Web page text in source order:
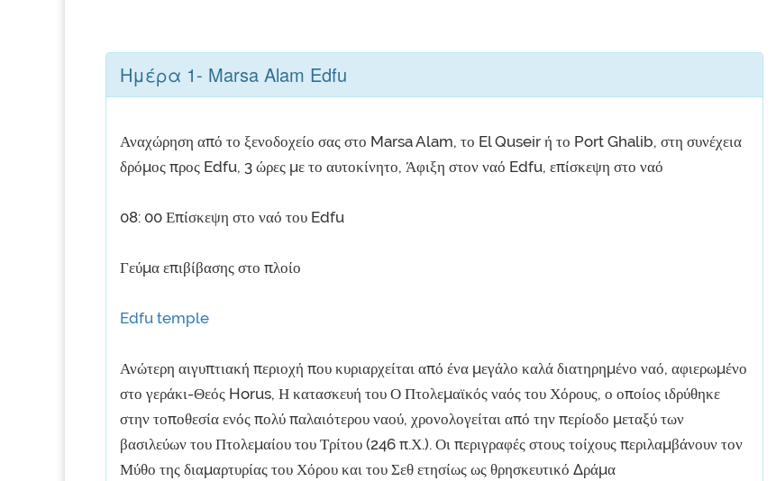
Ημέρα 1- Marsa Alam Edfu
Αναχώρηση από το ξενοδοχείο σας στο Marsa Alam, το El Quseir ή το Port Ghalib, στη συνέχεια
δρόμος προς Edfu, 3 ώρες με το αυτοκίνητο, Άφιξη στον ναό Edfu, επίσκεψη στο ναό
08: 00 Επίσκεψη στο ναό του Edfu
Γεύμα επιβίβασης στο πλοίο
Edfu temple
Ανώτερη αιγυπτιακή περιοχή που κυριαρχείται από ένα μεγάλο καλά διατηρημένο ναό, αφιερωμένο
στο γεράκι-Θεός Horus, Η κατασκευή του Ο Πτολεμαϊκός ναός του Χόρους, ο οποίος ιδρύθηκε
στην τοποθεσία ενός πολύ παλαιότερου ναού, χρονολογείται από την περίοδο μεταξύ των
βασιλεύων του Πτολεμαίου του Τρίτου (246 π.Χ.). Οι περιγραφές στους τοίχους περιλαμβάνουν τον
Μύθο της διαμαρτυρίας του Χόρου και του Σεθ ετησίως ως θρησκευτικό Δράμα